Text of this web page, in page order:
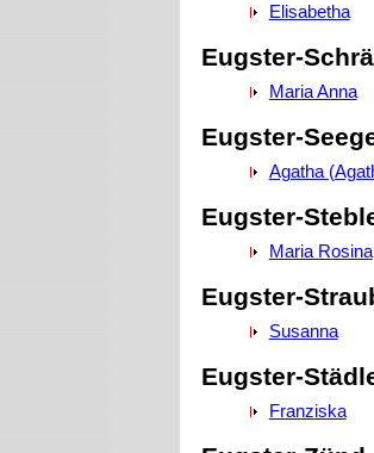
Elisabetha
Eugster-
Maria Anna
Eugster-
Agatha
Eugster-
Maria Rosina
Eugster-
Susanna
Eugster-
Franziska